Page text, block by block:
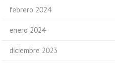
febrero 2024
enero 2024
diciembre 2023